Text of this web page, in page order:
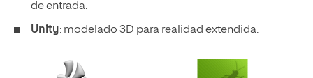
de entrada.
Unity: modelado 3D para realidad extendida.